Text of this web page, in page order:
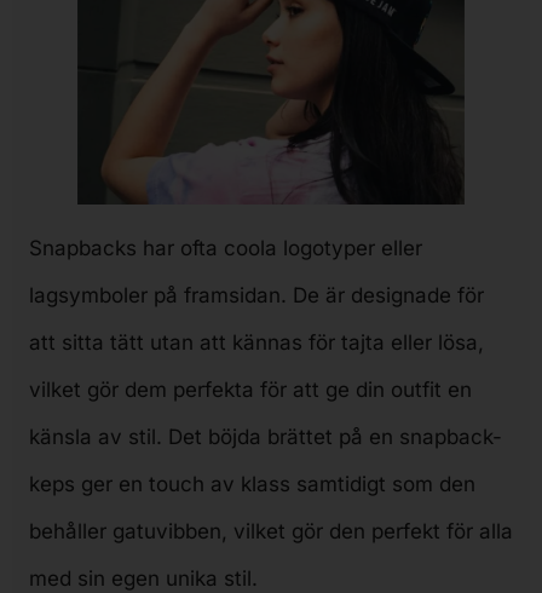
Snapbacks har ofta coola logotyper eller
lagsymboler på framsidan. De är designade för
att sitta tätt utan att kännas för tajta eller lösa,
vilket gör dem perfekta för att ge din outfit en
känsla av stil. Det böjda brättet på en snapback-
keps ger en touch av klass samtidigt som den
behåller gatuvibben, vilket gör den perfekt för alla
med sin egen unika stil.